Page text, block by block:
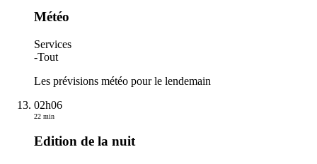
Météo
Services
-Tout
Les prévisions météo pour le lendemain
02h06
22 min
Edition de la nuit